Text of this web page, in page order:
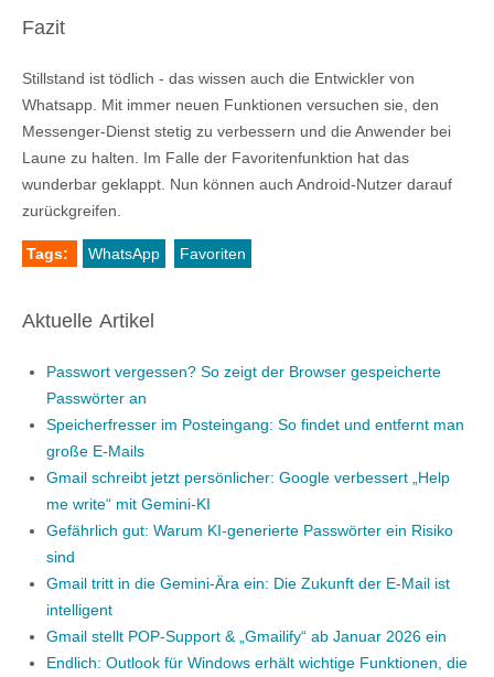
Fazit
Stillstand ist tödlich - das wissen auch die Entwickler von
Whatsapp. Mit immer neuen Funktionen versuchen sie, den
Messenger-Dienst stetig zu verbessern und die Anwender bei
Laune zu halten. Im Falle der Favoritenfunktion hat das
wunderbar geklappt. Nun können auch Android-Nutzer darauf
zurückgreifen.
Tags: WhatsApp Favoriten
Aktuelle Artikel
Passwort vergessen? So zeigt der Browser gespeicherte
Passwörter an
Speicherfresser im Posteingang: So findet und entfernt man
große E-Mails
Gmail schreibt jetzt persönlicher: Google verbessert „Help
me write“ mit Gemini-KI
Gefährlich gut: Warum KI-generierte Passwörter ein Risiko
sind
Gmail tritt in die Gemini-Ära ein: Die Zukunft der E-Mail ist
intelligent
Gmail stellt POP-Support & „Gmailify“ ab Januar 2026 ein
Endlich: Outlook für Windows erhält wichtige Funktionen, die